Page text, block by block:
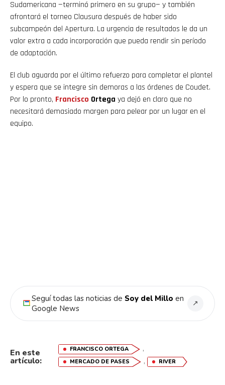
Sudamericana —terminó primero en su grupo— y también
afrontará el torneo Clausura después de haber sido
subcampeón del Apertura. La urgencia de resultados le da un
valor extra a cada incorporación que pueda rendir sin período
de adaptación.
El club aguarda por el último refuerzo para completar el plantel
y espera que se integre sin demoras a las órdenes de Coudet.
Por lo pronto, Francisco Ortega ya dejó en claro que no
necesitará demasiado margen para pelear por un lugar en el
equipo.
Seguí todas las noticias de Soy del Millo en
Google News
↗
En este
artículo:
FRANCISCO ORTEGA ,
MERCADO DE PASES , RIVER